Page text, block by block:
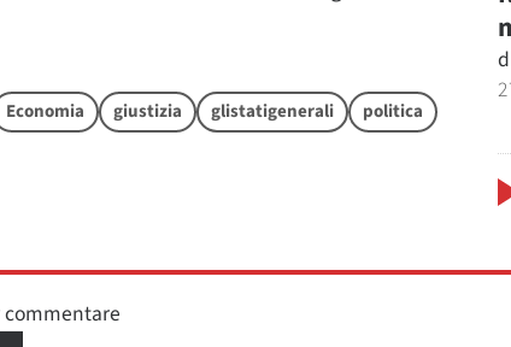
Economia giustizia glistatigenerali
politica
commentare